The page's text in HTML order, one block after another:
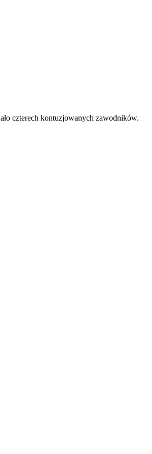
czterech kontuzjowanych zawodników.